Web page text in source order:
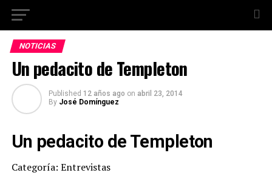
NOTICIAS
Un pedacito de Templeton
Published 12 años ago on abril 23, 2014
By José Domínguez
Un pedacito de Templeton
Categoría: Entrevistas